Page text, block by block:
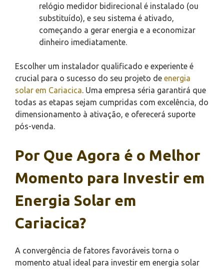
relógio medidor bidirecional é instalado (ou
substituído), e seu sistema é ativado,
começando a gerar energia e a economizar
dinheiro imediatamente.
Escolher um instalador qualificado e experiente é
crucial para o sucesso do seu projeto de energia
solar em Cariacica . Uma empresa séria garantirá que
todas as etapas sejam cumpridas com excelência, do
dimensionamento à ativação, e oferecerá suporte
pós-venda.
Por Que Agora é o Melhor
Momento para Investir em
Energia Solar em
Cariacica?
A convergência de fatores favoráveis torna o
momento atual ideal para investir em energia solar